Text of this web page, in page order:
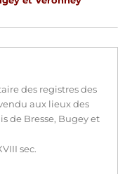
des registres des
aux lieux des
de Bresse, Bugey et
sec.